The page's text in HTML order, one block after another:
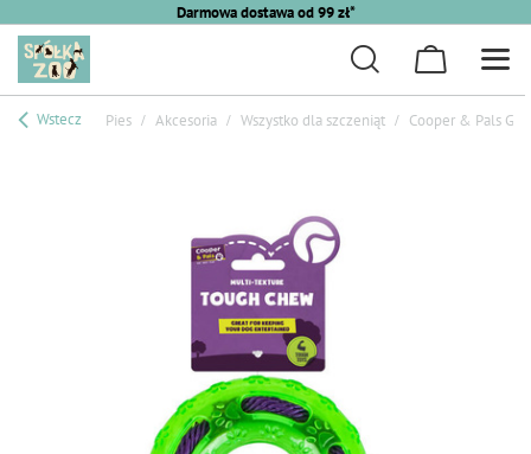
Darmowa dostawa od 99 zł*
Wstecz Pies Akcesoria Wszystko dla szczeniąt Cooper & Pals